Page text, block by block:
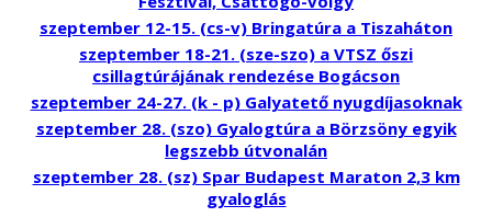
szeptember 12-15. (cs-v) Bringatúra a Tiszaháton
szeptember 18-21. (sze-szo) a VTSZ őszi
csillagtúrájának rendezése Bogácson
szeptember 24-27. (k - p) Galyatető nyugdíjasoknak
szeptember 28. (szo) Gyalogtúra a Börzsöny egyik
legszebb útvonalán
szeptember 28. (sz) Spar Budapest Maraton 2,3 km
gyaloglás